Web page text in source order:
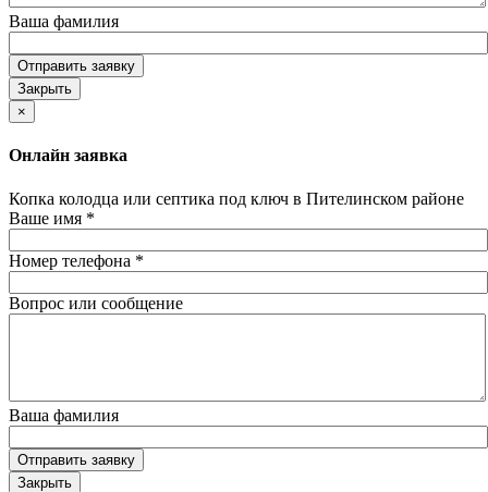
Ваша фамилия
Отправить заявку
Закрыть
×
Онлайн заявка
Копка колодца или септика под ключ в Пителинском районе
Ваше имя *
Номер телефона *
Вопрос или сообщение
Ваша фамилия
Отправить заявку
Закрыть